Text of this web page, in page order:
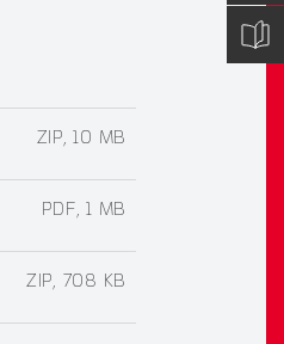
ZIP, 10 MB
PDF, 1 MB
ZIP, 708 KB